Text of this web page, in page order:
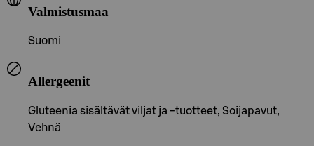
Valmistusmaa
Suomi
Allergeenit
Gluteenia sisältävät viljat ja -tuotteet, Soijapavut,
Vehnä